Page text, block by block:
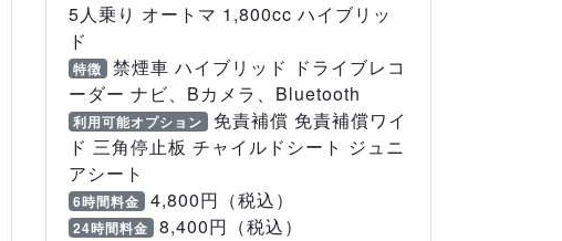
5人乗り オートマ 1,800cc ハイブリッ
ド
特徴
禁煙車 ハイブリッド ドライブレコ
ーダー ナビ、Bカメラ、Bluetooth
利用可能オプション
免責補償 免責補償ワイ
ド 三角停止板 チャイルドシート ジュニ
アシート
6時間料金 4,800円（税込）
24時間料金 8,400円（税込）